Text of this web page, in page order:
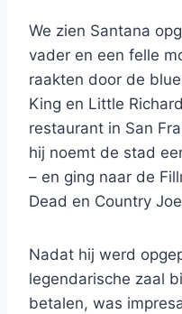
We zien Santana
vader en een felle
raakten door de
King en Little
restaurant in San
hij noemt de stad
– en ging naar de
Dead en Country
Nadat hij werd
legendarische zaal
betalen, was